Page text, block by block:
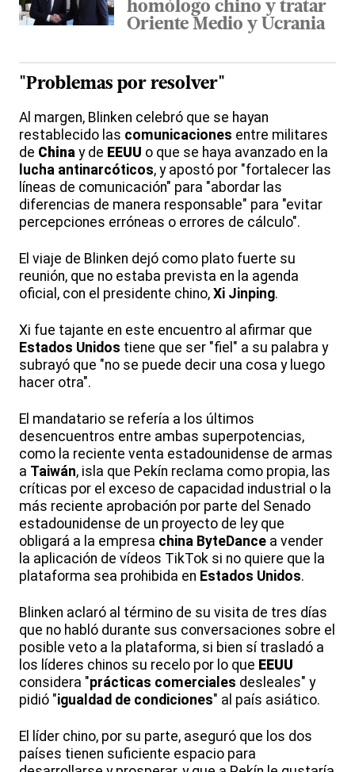
homólogo chino y tratar
Oriente Medio y Ucrania
"Problemas por resolver"
Al margen, Blinken celebró que se hayan
restablecido las comunicaciones entre militares
de China y de EEUU o que se haya avanzado en la
lucha antinarcóticos, y apostó por "fortalecer las
líneas de comunicación" para "abordar las
diferencias de manera responsable" para "evitar
percepciones erróneas o errores de cálculo".
El viaje de Blinken dejó como plato fuerte su
reunión, que no estaba prevista en la agenda
oficial, con el presidente chino, Xi Jinping.
Xi fue tajante en este encuentro al afirmar que
Estados Unidos tiene que ser "fiel" a su palabra y
subrayó que "no se puede decir una cosa y luego
hacer otra".
El mandatario se refería a los últimos
desencuentros entre ambas superpotencias,
como la reciente venta estadounidense de armas
a Taiwán, isla que Pekín reclama como propia, las
críticas por el exceso de capacidad industrial o la
más reciente aprobación por parte del Senado
estadounidense de un proyecto de ley que
obligará a la empresa china ByteDance a vender
la aplicación de vídeos TikTok si no quiere que la
plataforma sea prohibida en Estados Unidos.
Blinken aclaró al término de su visita de tres días
que no habló durante sus conversaciones sobre el
posible veto a la plataforma, si bien sí trasladó a
los líderes chinos su recelo por lo que EEUU
considera "prácticas comerciales desleales" y
pidió "igualdad de condiciones" al país asiático.
El líder chino, por su parte, aseguró que los dos
países tienen suficiente espacio para